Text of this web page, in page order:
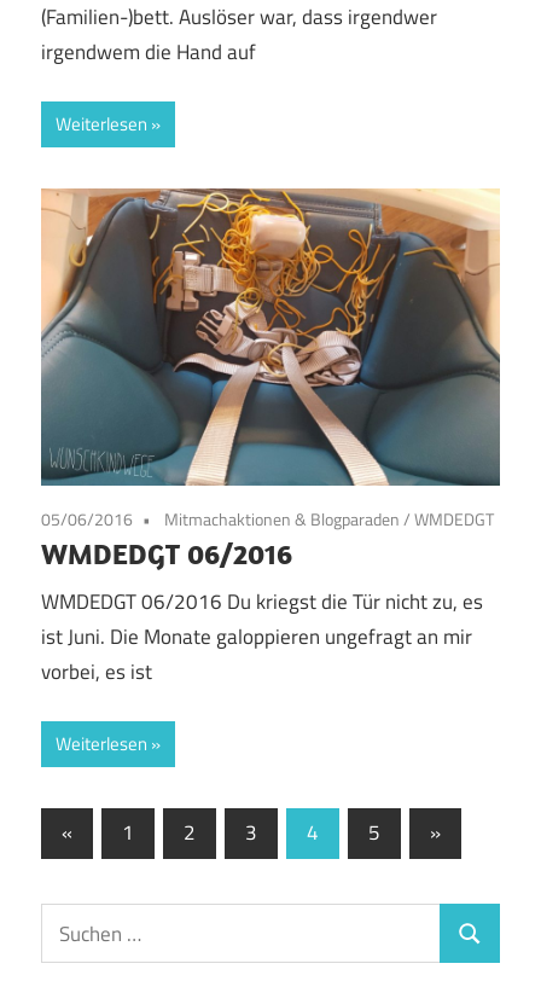
(Familien-)bett. Auslöser war, dass irgendwer
irgendwem die Hand auf
Weiterlesen
05/06/2016 Mitmachaktionen & Blogparaden/WMDEDGT
WMDEDGT 06/2016
WMDEDGT 06/2016 Du kriegst die Tür nicht zu, es
ist Juni. Die Monate galoppieren ungefragt an mir
vorbei, es ist
Weiterlesen
Seitennummerierung
Beiträge
« Vorherige
Beiträge
1 2 3 4 5
Nächste
Beiträge
»
Suchen
nach:
Suchen